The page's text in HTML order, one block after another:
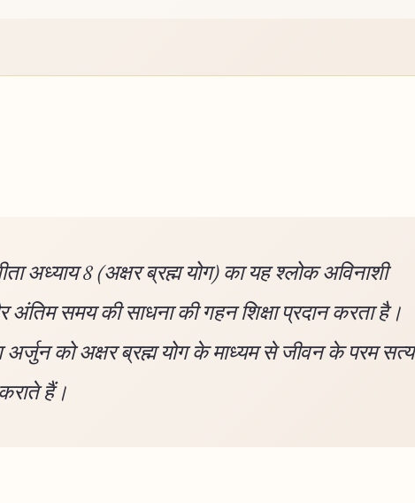
अध्याय 8 (अक्षर ब्रह्म योग) का यह श्लोक अविनाशी
अंतिम समय की साधना की गहन शिक्षा प्रदान करता है।
अर्जुन को अक्षर ब्रह्म योग के माध्यम से जीवन के परम सत्य
हैं।